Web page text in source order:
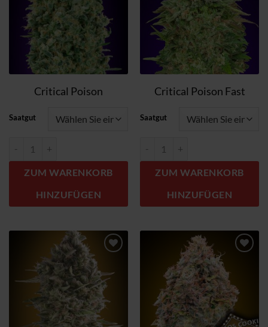
Critical Poison
Saatgut
ZUM WARENKORB
HINZUFÜGEN
Critical Poison Fast
Saatgut
ZUM WARENKORB
HINZUFÜGEN
Zum
Wunschzettel
hinzufügen
Wunschzettel
hinzufügen